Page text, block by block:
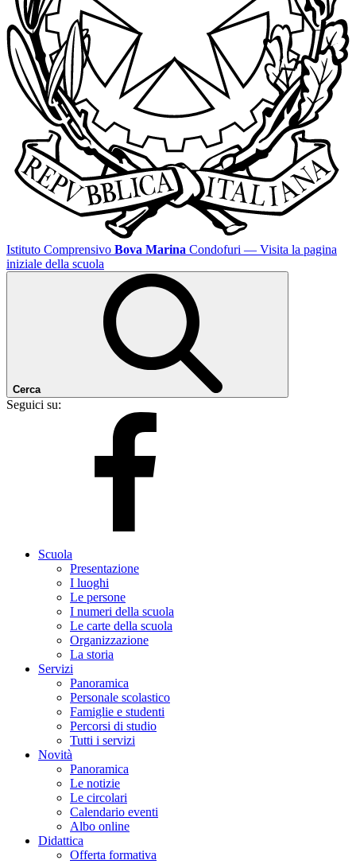
Istituto Comprensivo Bova Marina Condofuri — Visita la pagina
iniziale della scuola
Cerca
Seguici su:
Scuola
Presentazione
I luoghi
Le persone
I numeri della scuola
Le carte della scuola
Organizzazione
La storia
Servizi
Panoramica
Personale scolastico
Famiglie e studenti
Percorsi di studio
Tutti i servizi
Novità
Panoramica
Le notizie
Le circolari
Calendario eventi
Albo online
Didattica
Offerta formativa